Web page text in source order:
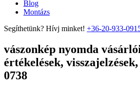
Blog
Montázs
Segíthetünk? Hívj minket! +36-20-933-
vászonkép nyomda
értékelések,
0738